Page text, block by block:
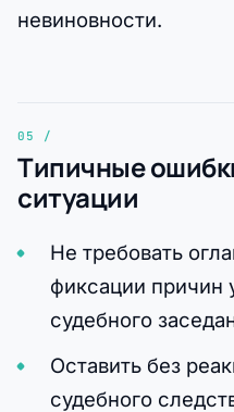
невиновности.
Типичные
ситуации
Не требовать
фиксации причин
судебного
Оставить без
судебного